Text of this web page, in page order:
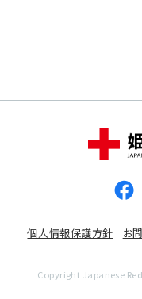
個人情報保護方針 お
Copyright Japanese